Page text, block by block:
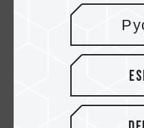
Ermöglicht
Bei der TEAM ELITE